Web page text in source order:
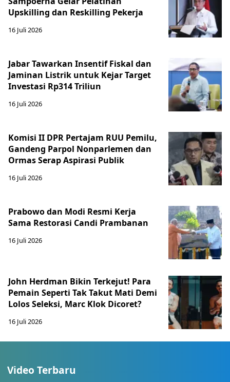
Upskilling dan Reskilling Pekerja
16 Juli 2026
Jabar Tawarkan Insentif Fiskal dan
Jaminan Listrik untuk Kejar Target
Investasi Rp314 Triliun
16 Juli 2026
Komisi II DPR Pertajam RUU Pemilu,
Gandeng Parpol Nonparlemen dan
Ormas Serap Aspirasi Publik
16 Juli 2026
Prabowo dan Modi Resmi Kerja
Sama Restorasi Candi Prambanan
16 Juli 2026
John Herdman Bikin Terkejut! Para
Pemain Seperti Tak Takut Mati Demi
Lolos Seleksi, Marc Klok Dicoret?
16 Juli 2026
Video Terbaru